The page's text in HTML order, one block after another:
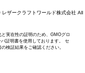
ザークラフトワールド株式会社 All
実在性の証明のため、GMOグロ
証明書を使用しております。 セ
検証結果をご確認ください。